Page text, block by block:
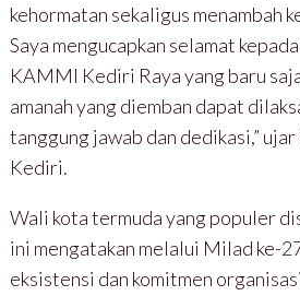
kehormatan sekaligus menambah
Saya mengucapkan selamat
KAMMI Kediri Raya yang baru
amanah yang diemban dapat
tanggung jawab dan dedikasi,”
Kediri.
Wali kota termuda yang populer
ini mengatakan melalui Milad ke-
eksistensi dan komitmen